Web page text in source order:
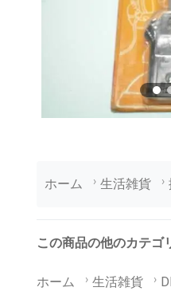
ホーム 生活雑貨
この商品の他のカテゴ
ホーム 生活雑貨